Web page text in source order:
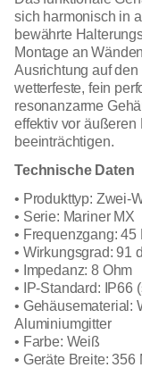
sich harmonisch in
bewährte
Montage an
Ausrichtung auf
wetterfeste, fein
resonanzarme
effektiv vor
beeinträchtigen.
Technische Daten
• Produkttyp: Zwei-
• Serie: Mariner MX
• Frequenzgang: 45
• Wirkungsgrad: 91
• Impedanz: 8 Ohm
• IP-Standard: IP66
• Gehäusematerial:
Aluminiumgitter
• Farbe: Weiß
• Geräte Breite: 356